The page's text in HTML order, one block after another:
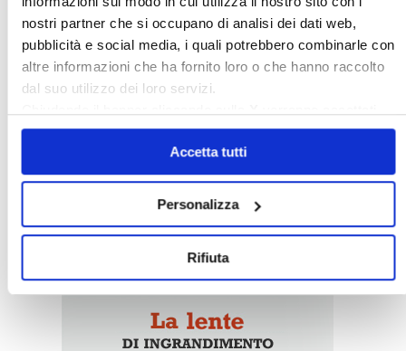
nostri partner che si occupano di analisi dei dati web,
pubblicità e social media, i quali potrebbero combinarle con
altre informazioni che ha fornito loro o che hanno raccolto
dal suo utilizzo dei loro servizi.
solo i cookie necessari.
Accetta tutti
Personalizza
Rifiuta
Italia Oggi – Luglio 2026